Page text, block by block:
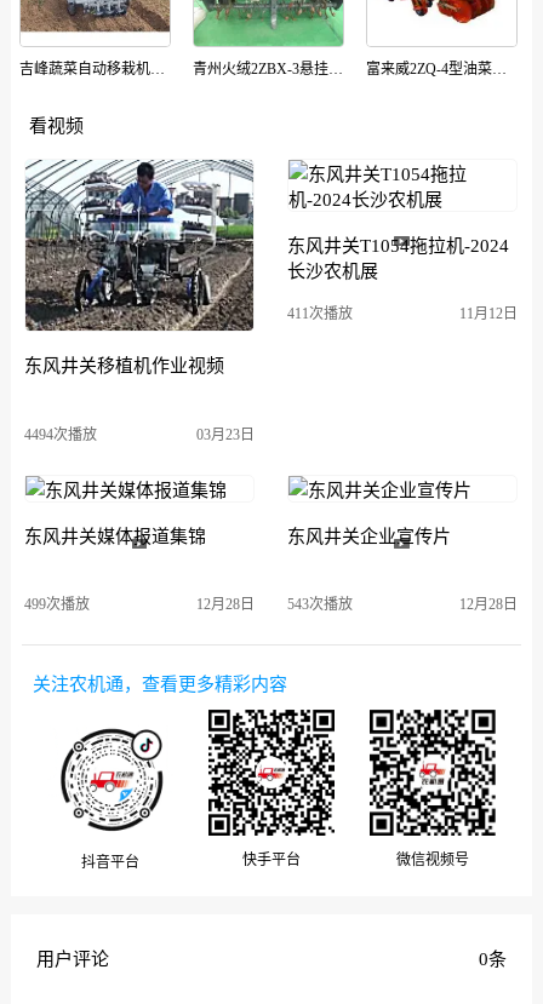
吉峰蔬菜自动移栽机器人 青州火绒2ZBX-3悬挂式移栽机 富来威2ZQ-4型油菜移栽机
看视频
东风井关移植机作业视频
4494次播放 03月23日
东风井关T1054拖拉机-2024
长沙农机展
411次播放 11月12日
东风井关媒体报道集锦
499次播放 12月28日
东风井关企业宣传片
543次播放 12月28日
关注农机通，查看更多精彩内容
抖音平台 快手平台 微信视频号
用户评论 0条